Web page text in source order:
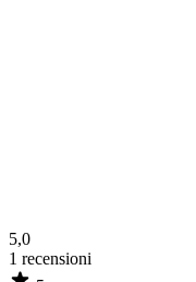
5,0
1 recensioni